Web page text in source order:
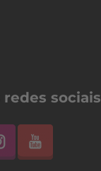
redes sociais